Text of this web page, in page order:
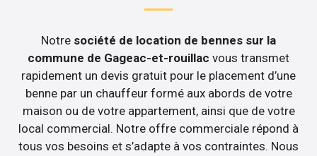
Notre société de location de bennes sur la
commune de Gageac-et-rouillac vous transmet
rapidement un devis gratuit pour le placement d’une
benne par un chauffeur formé aux abords de votre
maison ou de votre appartement, ainsi que de votre
local commercial. Notre offre commerciale répond à
tous vos besoins et s’adapte à vos contraintes. Nous